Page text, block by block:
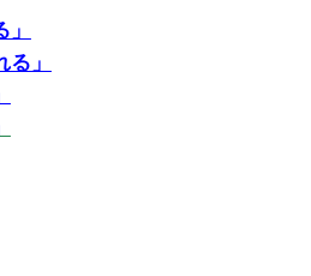
」